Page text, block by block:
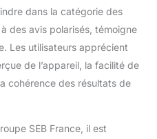
afin de limiter
éclaboussures et de
la sécurité
:
couteau
couteau
interne, spatule,
dans la catégorie des
des avis polarisés, témoigne
Les utilisateurs apprécient
de l’appareil, la facilité de
cohérence des résultats de
SEB France, il est